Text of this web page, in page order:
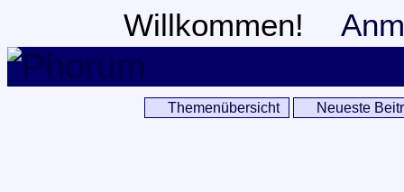
Willkommen!
Themenübersicht Neueste